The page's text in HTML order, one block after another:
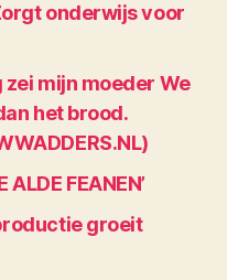
onderwijs voor
zei mijn moeder We
het brood.
ALDE FEANEN’
groeit